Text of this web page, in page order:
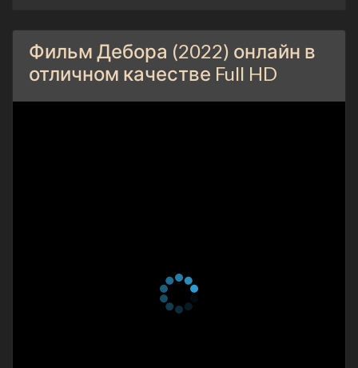
Фильм Дебора (2022) онлайн в
отличном качестве Full HD